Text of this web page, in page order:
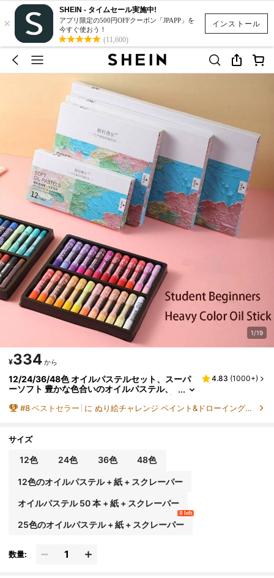
インストール
×
SHEIN - タイムセール実施中!
アプリ限定の500円OFFクーポン「JPAPP」を
今すぐ使おう！
(11,600)
1/19
¥334 から
12/24/36/48色 オイルパステルセット、スーパ
ーソフト 豊かな色合いのオイルパステル、
ソフトワックスクレヨン、ペインティング
クレヨン、アートドローイングとぬりえ、モラ
4.83 (1000+)
#8 ベストセラー に ぬり絵チャレンジ ペイント&ドローイング用品
サイズ
12色 24色 36色 48色
12色のオイルパステル + 紙 + スクレーパー
オイルパステル 50 本 + 紙 + スクレーパー
25色のオイルパステル + 紙 + スクレーパー
8 left
数量: